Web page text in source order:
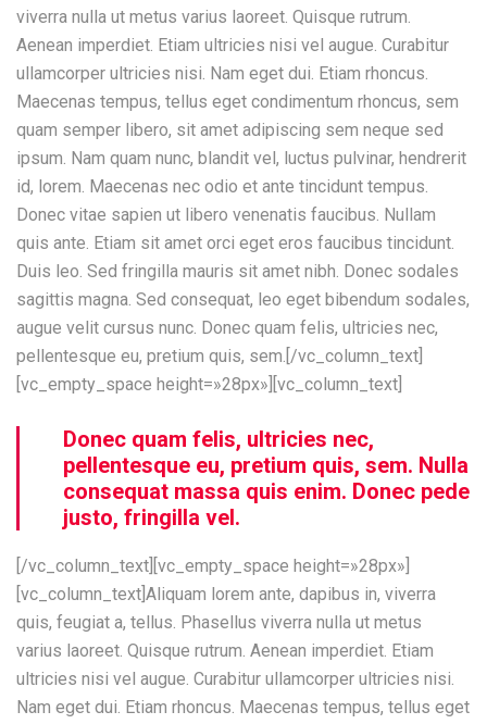
viverra nulla ut metus varius laoreet. Quisque rutrum.
Aenean imperdiet. Etiam ultricies nisi vel augue. Curabitur
ullamcorper ultricies nisi. Nam eget dui. Etiam rhoncus.
Maecenas tempus, tellus eget condimentum rhoncus, sem
quam semper libero, sit amet adipiscing sem neque sed
ipsum. Nam quam nunc, blandit vel, luctus pulvinar, hendrerit
id, lorem. Maecenas nec odio et ante tincidunt tempus.
Donec vitae sapien ut libero venenatis faucibus. Nullam
quis ante. Etiam sit amet orci eget eros faucibus tincidunt.
Duis leo. Sed fringilla mauris sit amet nibh. Donec sodales
sagittis magna. Sed consequat, leo eget bibendum sodales,
augue velit cursus nunc. Donec quam felis, ultricies nec,
pellentesque eu, pretium quis, sem.[/vc_column_text]
[vc_empty_space height=»28px»][vc_column_text]
Donec quam felis, ultricies nec,
pellentesque eu, pretium quis, sem. Nulla
consequat massa quis enim. Donec pede
justo, fringilla vel.
[/vc_column_text][vc_empty_space height=»28px»]
[vc_column_text]Aliquam lorem ante, dapibus in, viverra
quis, feugiat a, tellus. Phasellus viverra nulla ut metus
varius laoreet. Quisque rutrum. Aenean imperdiet. Etiam
ultricies nisi vel augue. Curabitur ullamcorper ultricies nisi.
Nam eget dui. Etiam rhoncus. Maecenas tempus, tellus eget